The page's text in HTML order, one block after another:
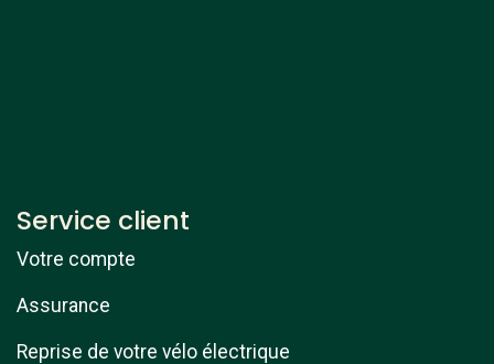
Service client
Votre compte
Assurance
Reprise de votre vélo électrique